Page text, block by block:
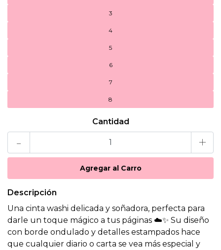
3
4
5
6
7
8
Cantidad
- +
Descripción
Una cinta washi delicada y soñadora, perfecta para
darle un toque mágico a tus páginas ☁️✨ Su diseño
con borde ondulado y detalles estampados hace
que cualquier diario o carta se vea más especial y